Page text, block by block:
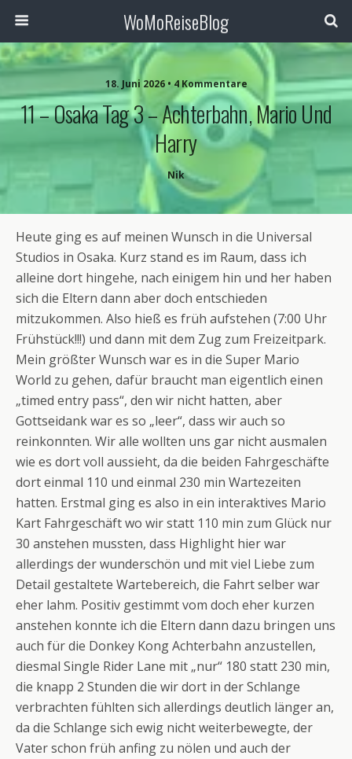
WoMoReiseBlog
18. Juni 2026 • 4 Kommentare
11 – Osaka Tag 3 – Achterbahn, Mario Und
Harry
Nik
Heute ging es auf meinen Wunsch in die Universal
Studios in Osaka. Kurz stand es im Raum, dass ich
alleine dort hingehe, nach einigem hin und her haben
sich die Eltern dann aber doch entschieden
mitzukommen. Also hieß es früh aufstehen (7:00 Uhr
Frühstück!!!) und dann mit dem Zug zum Freizeitpark.
Mein größter Wunsch war es in die Super Mario
World zu gehen, dafür braucht man eigentlich einen
„timed entry pass“, den wir nicht hatten, aber
Gottseidank war es so „leer“, dass wir auch so
reinkonnten. Wir alle wollten uns gar nicht ausmalen
wie es dort voll aussieht, da die beiden Fahrgeschäfte
dort einmal 110 und einmal 230 min Wartezeiten
hatten. Erstmal ging es also in ein interaktives Mario
Kart Fahrgeschäft wo wir statt 110 min zum Glück nur
30 anstehen mussten, dass Highlight hier war
allerdings der wunderschön und mit viel Liebe zum
Detail gestaltete Wartebereich, die Fahrt selber war
eher lahm. Positiv gestimmt vom doch eher kurzen
anstehen konnte ich die Eltern dann dazu bringen uns
auch für die Donkey Kong Achterbahn anzustellen,
diesmal Single Rider Lane mit „nur“ 180 statt 230 min,
die knapp 2 Stunden die wir dort in der Schlange
verbrachten fühlten sich allerdings deutlich länger an,
da die Schlange sich ewig nicht weiterbewegte, der
Vater schon früh anfing zu nölen und auch der